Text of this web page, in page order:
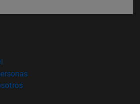
nueva ventana)
(abre en nueva ventana)
(abre en nueva ventana)